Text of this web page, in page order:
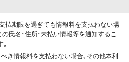
払期限を過ぎても情報料を支払わない場
氏名･住所･未払い情報等を通知するこ
｡
き情報料を支払わない場合､その他本利